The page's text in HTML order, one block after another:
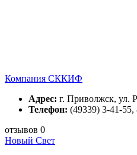
Компания СККИФ
Адрес: г. Приволжск, ул.
Телефон: (49339) 3-41-55,
отзывов 0
Новый Свет